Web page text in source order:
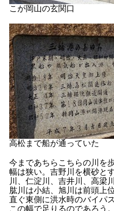
こが岡山の玄関口
高松まで船が通っていた
今まであちらこちらの川を
幅は狭い。吉野川を横砂と
川、仁淀川、吉井川、高梁
肱川は小結、旭川は前頭上
直ぐ東側に洪水時のバイパ
この幅で足りるのであろう